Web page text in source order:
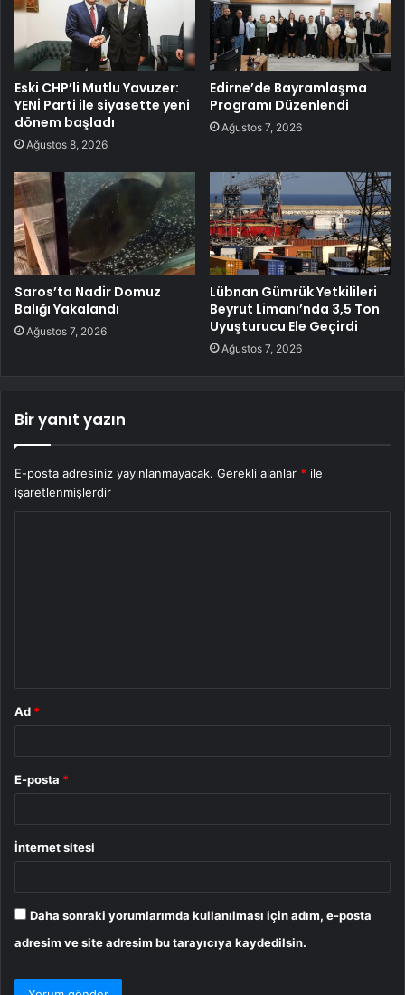
Eski CHP’li Mutlu Yavuzer:
YENİ Parti ile siyasette yeni
dönem başladı
Ağustos 8, 2026
Edirne’de Bayramlaşma
Programı Düzenlendi
Ağustos 7, 2026
Saros’ta Nadir Domuz
Balığı Yakalandı
Ağustos 7, 2026
Lübnan Gümrük Yetkilileri
Beyrut Limanı’nda 3,5 Ton
Uyuşturucu Ele Geçirdi
Ağustos 7, 2026
Bir yanıt yazın
E-posta adresiniz yayınlanmayacak. Gerekli alanlar * ile
işaretlenmişlerdir
Ad *
E-posta *
İnternet sitesi
Daha sonraki yorumlarımda kullanılması için adım, e-posta
adresim ve site adresim bu tarayıcıya kaydedilsin.